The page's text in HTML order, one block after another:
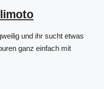
und ihr sucht etwas
ganz einfach mit